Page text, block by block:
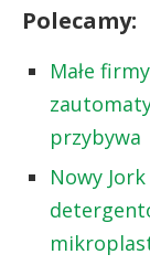
Polecamy:
Małe
przybywa
Nowy